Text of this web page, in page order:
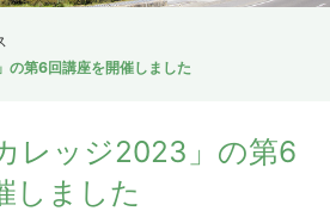
の第6回講座を開催しました
レッジ2023」の第6
しました